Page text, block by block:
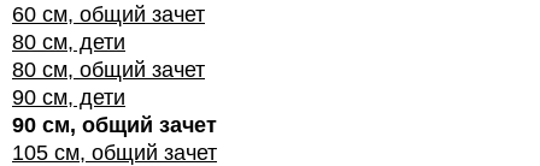
60 см, общий зачет
80 см, дети
80 см, общий зачет
90 см, дети
90 см, общий зачет
105 см, общий зачет